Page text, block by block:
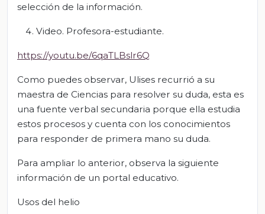
selección de la información.
Video. Profesora-estudiante.
https://youtu.be/6qaTLBslr6Q
Como puedes observar, Ulises recurrió a su
maestra de Ciencias para resolver su duda, esta es
una fuente verbal secundaria porque ella estudia
estos procesos y cuenta con los conocimientos
para responder de primera mano su duda.
Para ampliar lo anterior, observa la siguiente
información de un portal educativo.
Usos del helio